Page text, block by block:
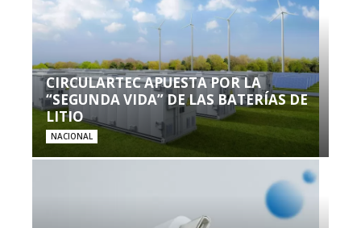
CIRCULARTEC APUESTA POR LA
“SEGUNDA VIDA” DE LAS BATERÍAS DE
LITIO
NACIONAL